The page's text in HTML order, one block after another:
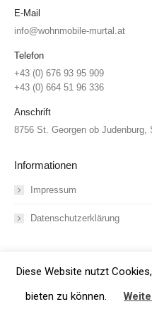
E-Mail
info@wohnmobile-murtal.at
Telefon
+43 (0) 676 93 95 909
+43 (0) 664 51 96 336
Anschrift
8756 St. Georgen ob Judenburg,
Informationen
Impressum
Datenschutzerklärung
Copyright by
Diese Website nutzt
bieten zu können.